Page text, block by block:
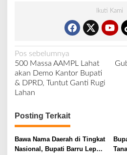
Ikuti Kami
N
a
v
i
g
a
s
i
Pos sebelumnya
500 Massa AAMPL Lahat
akan Demo Kantor Bupati
& DPRD, Tuntut Ganti Rugi
Lahan
Posting Terkait
Bawa Nama Daerah di Tingkat
Nasional, Bupati Barru Lepas